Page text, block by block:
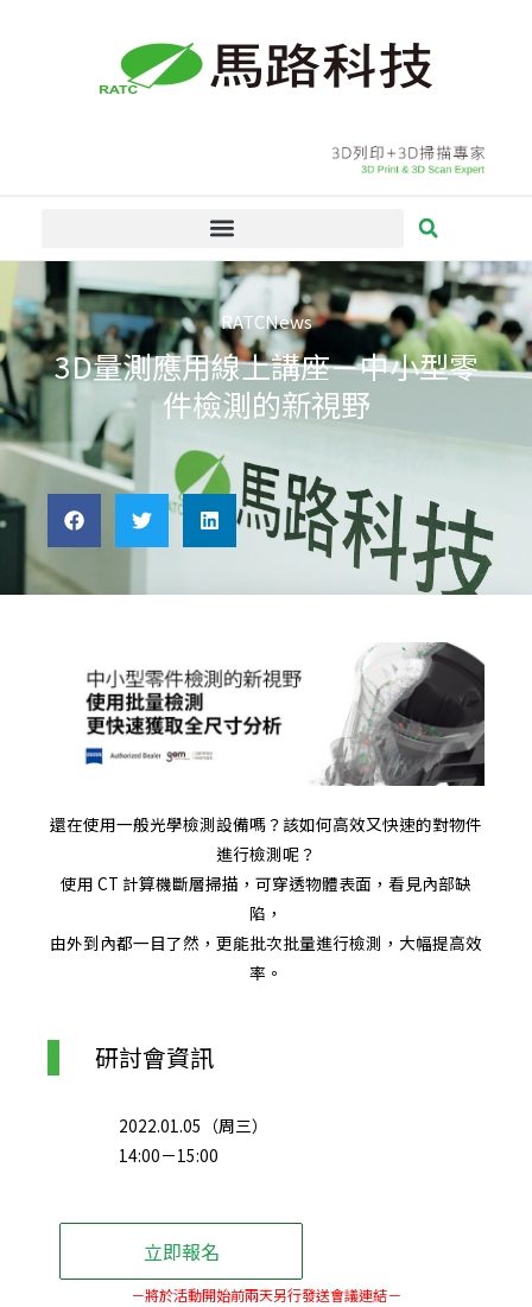
RATCNews
3D量測應用線上講座－中小型零
件檢測的新視野
還在使用一般光學檢測設備嗎？該如何高效又快速的對物件
進行檢測呢？
使用 CT 計算機斷層掃描，可穿透物體表面，看見內部缺
陷，
由外到內都一目了然，更能批次批量進行檢測，大幅提高效
率。
研討會資訊
2022.01.05（周三）
14:00－15:00
立即報名
－將於活動開始前兩天另行發送會議連結－